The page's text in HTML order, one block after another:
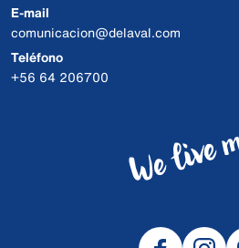
E-mail
comunicacion@delaval.com
Teléfono
+56 64 206700